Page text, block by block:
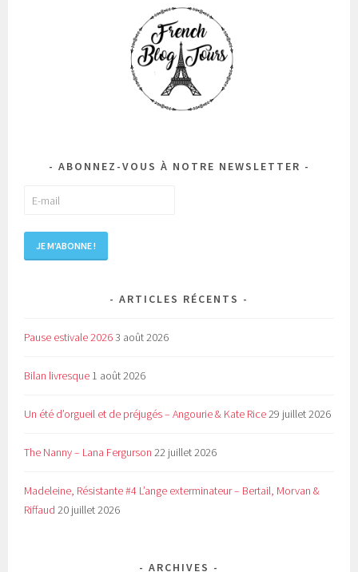
ABONNEZ-VOUS À NOTRE NEWSLETTER
ARTICLES RÉCENTS
Pause estivale 20263 août 2026
Bilan livresque 1 août 2026
Un été d’orgueil et de préjugés – Angourie & Kate Rice29 juillet 2026
The Nanny – Lana Fergurson 22 juillet 2026
Madeleine, Résistante #4 L’ange exterminateur – Bertail, Morvan &
Riffaud 20 juillet 2026
ARCHIVES